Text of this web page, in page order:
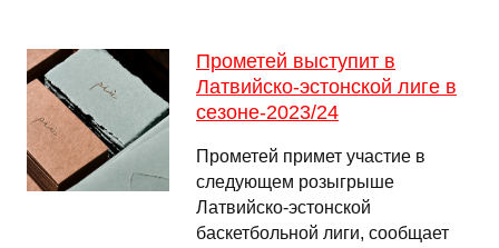
Прометей выступит в
Латвийско-эстонской лиге в
сезоне-2023/24
Прометей примет участие в
следующем розыгрыше
Латвийско-эстонской
баскетбольной лиги, сообщает